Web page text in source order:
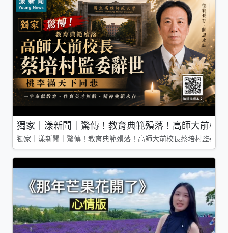
獨家｜漾新聞｜驚傳！教育典範殞落！高師大前校
獨家｜漾新聞｜驚傳！教育典範殞落！高師大前校長蔡培村監委